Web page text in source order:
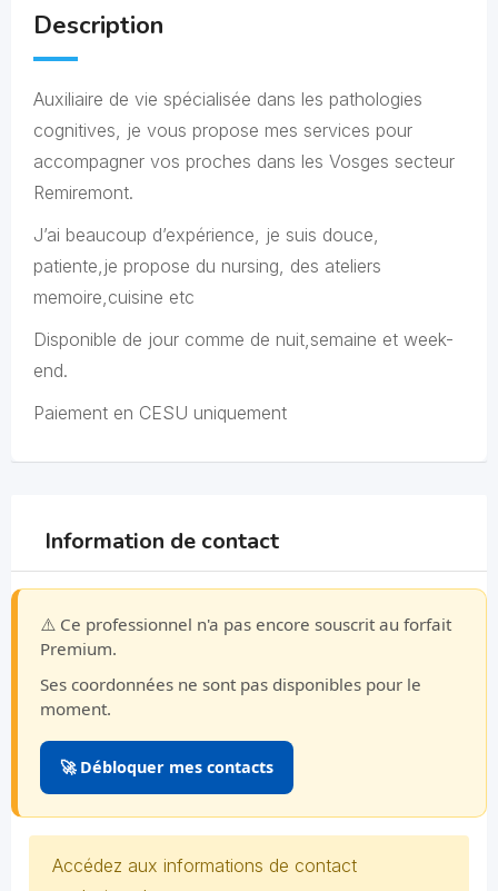
Description
Auxiliaire de vie spécialisée dans les pathologies
cognitives, je vous propose mes services pour
accompagner vos proches dans les Vosges secteur
Remiremont.
J’ai beaucoup d’expérience, je suis douce,
patiente,je propose du nursing, des ateliers
memoire,cuisine etc
Disponible de jour comme de nuit,semaine et week-
end.
Paiement en CESU uniquement
Information de contact
⚠️ Ce professionnel n'a pas encore souscrit au forfait
Premium.
Ses coordonnées ne sont pas disponibles pour le
moment.
🚀 Débloquer mes contacts
Accédez aux informations de contact